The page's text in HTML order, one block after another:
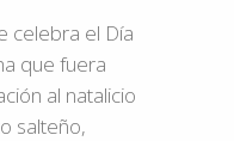
celebra el Día
que fuera
al natalicio
salteño,